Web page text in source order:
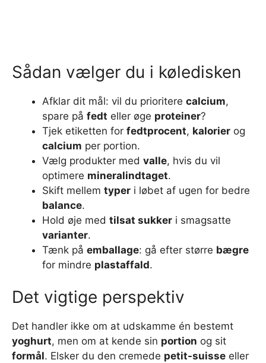
Sådan vælger du i køledisken
Afklar dit mål: vil du prioritere calcium,
spare på fedt eller øge proteiner?
Tjek etiketten for fedtprocent, kalorier og
calcium per portion.
Vælg produkter med valle, hvis du vil
optimere mineralindtaget.
Skift mellem typer i løbet af ugen for bedre
balance.
Hold øje med tilsat sukker i smagsatte
varianter.
Tænk på emballage: gå efter større bægre
for mindre plastaffald.
Det vigtige perspektiv
Det handler ikke om at udskamme én bestemt
yoghurt, men om at kende sin portion og sit
formål. Elsker du den cremede petit-suisse eller